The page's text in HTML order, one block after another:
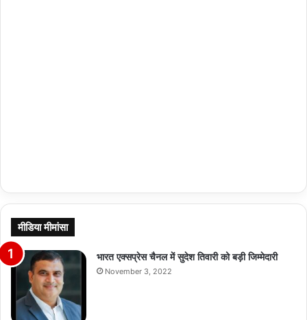
मीडिया मीमांसा
भारत एक्सप्रेस चैनल में सुदेश तिवारी को बड़ी जिम्मेदारी
November 3, 2022